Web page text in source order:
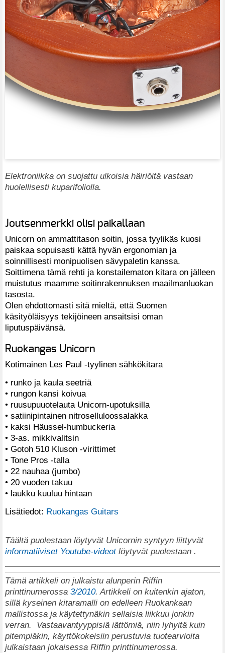
Elektroniikka on suojattu ulkoisia häiriöitä vastaan
huolellisesti kuparifoliolla.
Joutsenmerkki olisi paikallaan
Unicorn on ammattitason soitin, jossa tyylikäs kuosi
paiskaa sopuisasti kättä hyvän ergonomian ja
soinnillisesti monipuolisen sävypaletin kanssa.
Soittimena tämä rehti ja konstailematon kitara on jälleen
muistutus maamme soitinrakennuksen maailmanluokan
tasosta.
Olen ehdottomasti sitä mieltä, että Suomen
käsityöläisyys tekijöineen ansaitsisi oman
liputuspäivänsä.
Ruokangas Unicorn
Kotimainen Les Paul -tyylinen sähkökitara
• runko ja kaula seetriä
• rungon kansi koivua
• ruusupuuotelauta Unicorn-upotuksilla
• satiinipintainen nitroselluloossalakka
• kaksi Häussel-humbuckeria
• 3-as. mikkivalitsin
• Gotoh 510 Kluson -virittimet
• Tone Pros -talla
• 22 nauhaa (jumbo)
• 20 vuoden takuu
• laukku kuuluu hintaan
Lisätiedot: Ruokangas Guitars
Täältä puolestaan löytyvät Unicornin syntyyn liittyvät
informatiiviset Youtube-videotlöytyvät puolestaan .
Tämä artikkeli on julkaistu alunperin Riffin
printtinumerossa 3/2010. Artikkeli on kuitenkin ajaton,
sillä kyseinen kitaramalli on edelleen Ruokankaan
mallistossa ja käytettynäkin sellaisia liikkuu jonkin
verran. Vastaavantyyppisiä iättömiä, niin lyhyitä kuin
pitempiäkin, käyttökokeisiin perustuvia tuotearvioita
julkaistaan jokaisessa Riffin printtinumerossa.